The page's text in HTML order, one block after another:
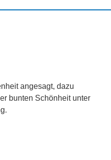
angesagt, dazu
bunten Schönheit unter